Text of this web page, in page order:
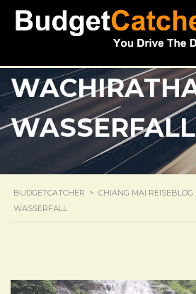
WASSERFALL
BUDGETCATCHER > CHIANG MAI REISEBLOG
WASSERFALL